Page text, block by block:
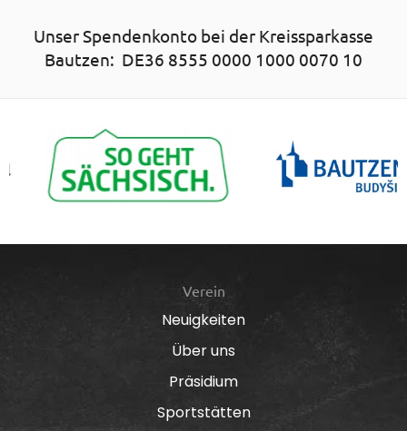
Unser Spendenkonto bei der Kreissparkasse
Bautzen: DE36 8555 0000 1000 0070 10
Verein
Neuigkeiten
Über uns
Präsidium
Sportstätten